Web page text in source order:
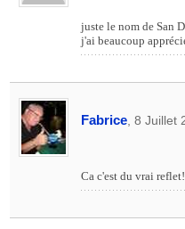
juste le nom de San
j'ai beaucoup
Fabrice , 8 Juillet
Ca c'est du vrai reflet!